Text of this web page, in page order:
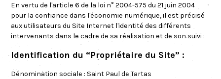
En vertu de l'article 6 de la loi n° 2004-575 du 21 juin 2004
pour la confiance dans l'économie numérique, il est précisé
aux utilisateurs du Site Internet l'identité des différents
intervenants dans le cadre de sa réalisation et de son suivi :
Identification du “Propriétaire du Site” :
Dénomination sociale :Saint Paul de Tartas